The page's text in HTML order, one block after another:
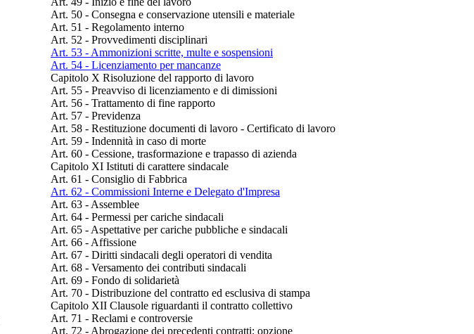
Art. 50 - Consegna e conservazione utensili e materiale
Art. 51 - Regolamento interno
Art. 52 - Provvedimenti disciplinari
Art. 53 - Ammonizioni scritte, multe e sospensioni
Art. 54 - Licenziamento per mancanze
Capitolo X Risoluzione del rapporto di lavoro
Art. 55 - Preavviso di licenziamento e di dimissioni
Art. 56 - Trattamento di fine rapporto
Art. 57 - Previdenza
Art. 58 - Restituzione documenti di lavoro - Certificato di lavoro
Art. 59 - Indennità in caso di morte
Art. 60 - Cessione, trasformazione e trapasso di azienda
Capitolo XI Istituti di carattere sindacale
Art. 61 - Consiglio di Fabbrica
Art. 62 - Commissioni Interne e Delegato d'Impresa
Art. 63 - Assemblee
Art. 64 - Permessi per cariche sindacali
Art. 65 - Aspettative per cariche pubbliche e sindacali
Art. 66 - Affissione
Art. 67 - Diritti sindacali degli operatori di vendita
Art. 68 - Versamento dei contributi sindacali
Art. 69 - Fondo di solidarietà
Art. 70 - Distribuzione del contratto ed esclusiva di stampa
Capitolo XII Clausole riguardanti il contratto collettivo
Art. 71 - Reclami e controversie
Art. 72 - Abrogazione dei precedenti contratti: opzione